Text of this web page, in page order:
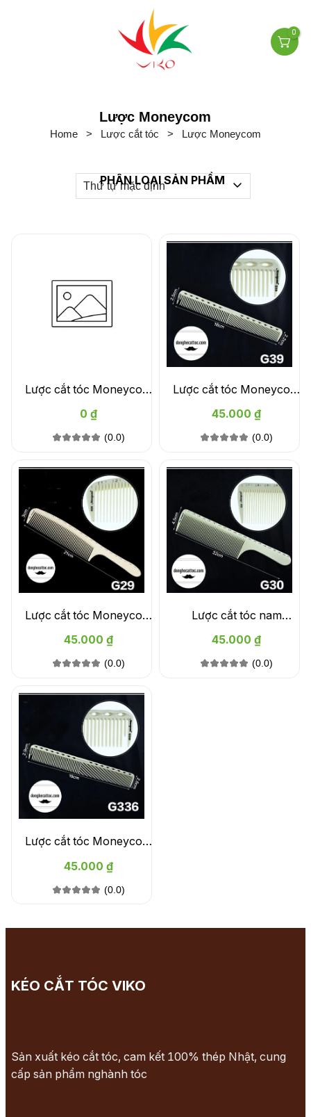
0
Lược Moneycom
Home > Lược cắt tóc > Lược Moneycom
PHÂN LOẠI SẢN PHẨM
Thứ tự mặc định
Lược cắt tóc Moneycom
G35
0 ₫
(0.0)
Lược cắt tóc Moneycom
G39
45.000 ₫
(0.0)
Lược cắt tóc Moneycom
g29
45.000 ₫
(0.0)
Lược cắt tóc nam
Moneycom g30
45.000 ₫
(0.0)
Lược cắt tóc Moneycom
G36
45.000 ₫
(0.0)
KÉO CẮT TÓC VIKO
Sản xuất kéo cắt tóc, cam kết 100% thép Nhật, cung
cấp sản phẩm nghành tóc